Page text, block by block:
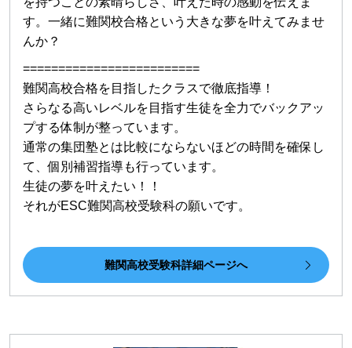
す。一緒に難関校合格という大きな夢を叶えてみませ
んか？
=========================
難関高校合格を目指したクラスで徹底指導！
さらなる高いレベルを目指す生徒を全力でバックアッ
プする体制が整っています。
通常の集団塾とは比較にならないほどの時間を確保し
て、個別補習指導も行っています。
生徒の夢を叶えたい！！
それがESC難関高校受験科の願いです。
難関高校受験科詳細ページへ